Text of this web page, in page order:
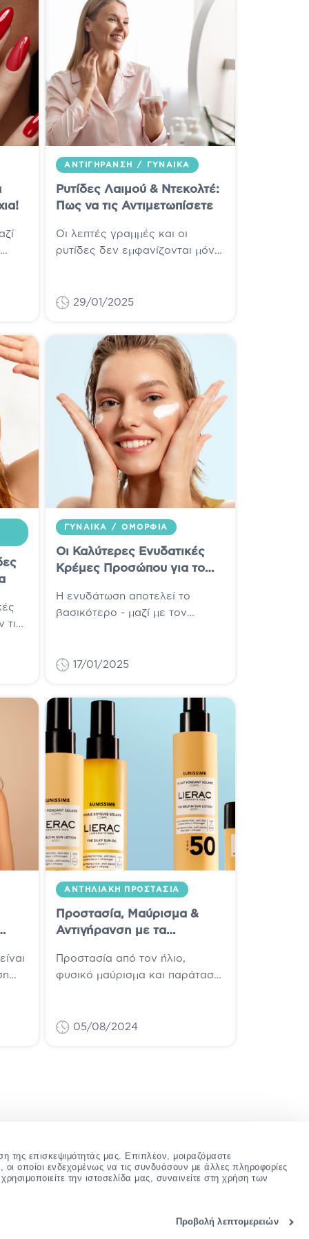
της επισκεψιμότητάς μας. Επιπλέον, μοιραζόμαστε
οποίοι ενδεχομένως να τις συνδυάσουν με άλλες πληροφορίες
την ιστοσελίδα μας, συναινείτε στη χρήση των
Προβολή λεπτομερειών
ΑΝΤΙΓΉΡΑΝΣΗ / ΓΥΝΑΊΚΑ
Ρυτίδες Λαιμού & Ντεκολτέ:
Πως να τις Αντιμετωπίσετε
Οι λεπτές γραμμές και οι
ρυτίδες δεν εμφανίζονται μόνο
γυναίκες ανησυχούν...
29/01/2025
τις
ΓΥΝΑΊΚΑ / ΟΜΟΡΦΙΆ
Οι Καλύτερες Ενυδατικές
Κρέμες Προσώπου για το
Η ενυδάτωση αποτελεί το
βασικότερο - μαζί με τον
Το να...17/01/2025
ΑΝΤΗΛΙΑΚΉ ΠΡΟΣΤΑΣΊΑ
Προστασία, Μαύρισμα &
Αντιγήρανση με τα
Προστασία από τον ήλιο,
φυσικό μαύρισμα και παράταση
προσφέρει όλα τα παραπάνω;
05/08/2024